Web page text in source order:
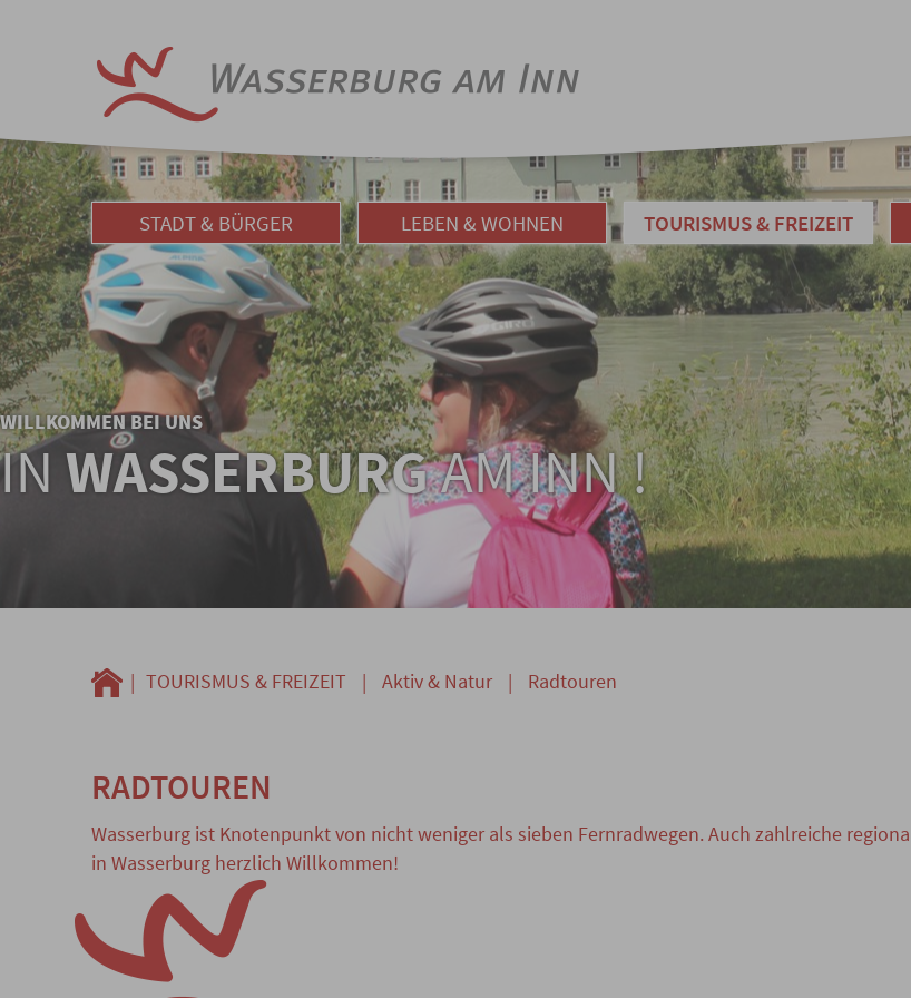
STADT & BÜRGER LEBEN & WOHNEN TOURISMUS & FREIZEIT
WILLKOMMEN BEI UNS
IN WASSERBURGAM INN !
| TOURISMUS & FREIZEIT | Aktiv & Natur | Radtouren
RADTOUREN
Wasserburg ist Knotenpunkt von nicht weniger als sieben Fernradwegen. Auch zahlreiche
in Wasserburg herzlich Willkommen!